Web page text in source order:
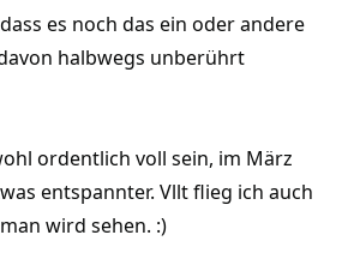
es noch das ein oder andere
halbwegs unberührt
ordentlich voll sein, im März
entspannter. Vllt flieg ich auch
wird sehen. :)